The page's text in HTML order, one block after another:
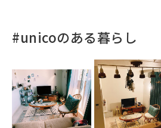
#unicoのある暮らし